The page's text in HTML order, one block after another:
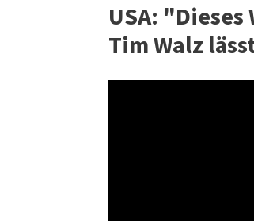
USA:
Tim Walz